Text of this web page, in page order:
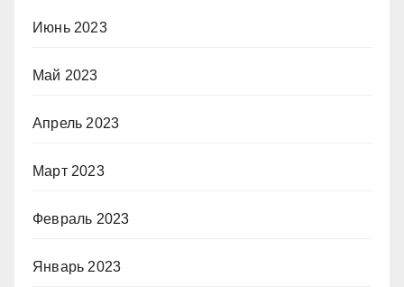
Июнь 2023
Май 2023
Апрель 2023
Март 2023
Февраль 2023
Январь 2023